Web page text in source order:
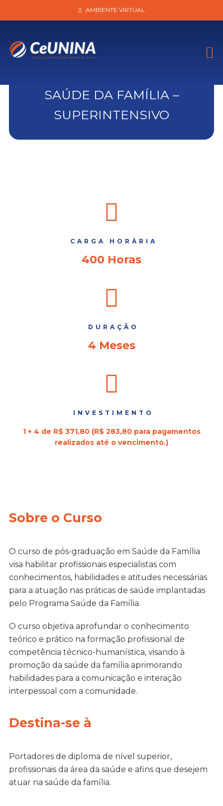
AMBIENTE VIRTUAL
SAÚDE DA FAMÍLIA –
SUPERINTENSIVO
CARGA HORÁRIA
400 Horas
DURAÇÃO
4 Meses
INVESTIMENTO
1 + 4 de R$ 371,80 (R$ 283,80 para pagamentos
realizados até o vencimento.)
Sobre o Curso
O curso de pós-graduação em Saúde da Família
visa habilitar profissionais especialistas com
conhecimentos, habilidades e atitudes necessárias
para a atuação nas práticas de saúde implantadas
pelo Programa Saúde da Família.
O curso objetiva aprofundar o conhecimento
teórico e prático na formação profissional de
competência técnico-humanística, visando à
promoção da saúde da família aprimorando
habilidades para a comunicação e interação
interpessoal com a comunidade.
Destina-se à
Portadores de diploma de nível superior,
profissionais da área da saúde e afins que desejem
atuar na saúde da família.